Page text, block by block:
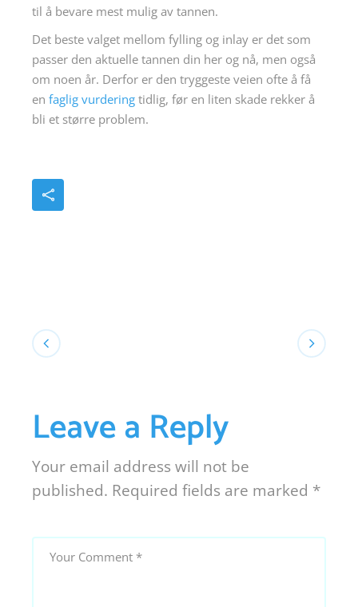
til å bevare mest mulig av tannen.
Det beste valget mellom fylling og inlay er det som
passer den aktuelle tannen din her og nå, men også
om noen år. Derfor er den tryggeste veien ofte å få
enfaglig vurdering tidlig, før en liten skade rekker å
bli et større problem.
Leave a Reply
Your email address will not be
published. Required fields are marked *